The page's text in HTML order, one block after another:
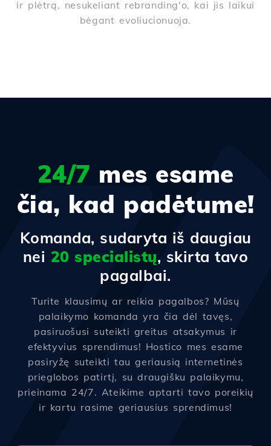
ir plėtrą, nesukeliant rebranding'o, kai jis laikui
bėgant evoliucionuoja.
24/7 mes esame
čia, kad padėtume!
Komanda, sudaryta iš daugiau
nei 20 specialistų, skirta tavo
pagalbai.
Turite klausimų ar reikia pagalbos? Mūsų
palaikymo komanda yra čia dėl tavęs,
pasiruošusi suteikti greitus atsakymus ir
efektyvius sprendimus! Hostico mes esame
pasiryžę suteikti tau geriausią internetinės
prieglobos patirtį, su draugišku palaikymu,
prieinama 24/7. Ateikime aptarti tavo poreikių
ir kartu rasime geriausius sprendimus!